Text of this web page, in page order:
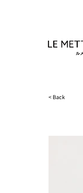
< Back